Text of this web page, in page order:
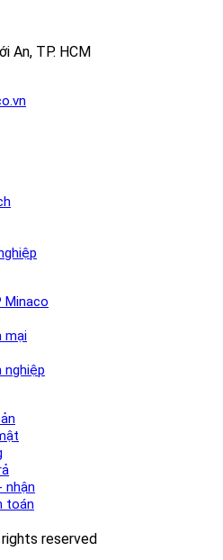
An, TP. HCM
Minaco
mại
nghiệp
nhận
toán
rights reserved